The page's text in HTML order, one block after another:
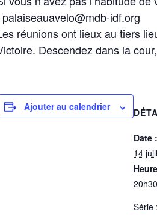
palaiseauavelo@mdb-idf.org
réunions ont lieux au tiers
Descendez dans la
Ajouter au calendrier
Date :
14
Série :